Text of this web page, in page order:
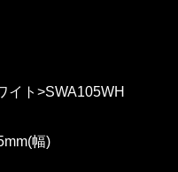
イト>SWA105WH
幅)